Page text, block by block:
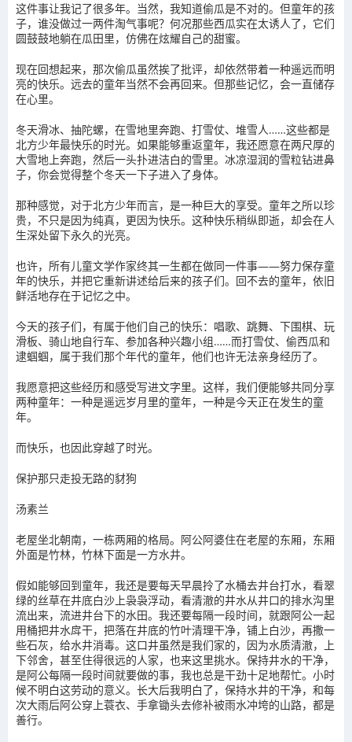
这件事让我记了很多年。当然，我知道偷瓜是不对的。但童年的孩
子，谁没做过一两件淘气事呢？何况那些西瓜实在太诱人了，它们
圆鼓鼓地躺在瓜田里，仿佛在炫耀自己的甜蜜。
现在回想起来，那次偷瓜虽然挨了批评，却依然带着一种遥远而明
亮的快乐。远去的童年当然不会再回来。但那些记忆，会一直储存
在心里。
冬天滑冰、抽陀螺，在雪地里奔跑、打雪仗、堆雪人……这些都是
北方少年最快乐的时光。如果能够重返童年，我还愿意在两尺厚的
大雪地上奔跑，然后一头扑进洁白的雪里。冰凉湿润的雪粒钻进鼻
子，你会觉得整个冬天一下子进入了身体。
那种感觉，对于北方少年而言，是一种巨大的享受。童年之所以珍
贵，不只是因为纯真，更因为快乐。这种快乐稍纵即逝，却会在人
生深处留下永久的光亮。
也许，所有儿童文学作家终其一生都在做同一件事——努力保存童
年的快乐，并把它重新讲述给后来的孩子们。回不去的童年，依旧
鲜活地存在于记忆之中。
今天的孩子们，有属于他们自己的快乐：唱歌、跳舞、下围棋、玩
滑板、骑山地自行车、参加各种兴趣小组……而打雪仗、偷西瓜和
逮蝈蝈，属于我们那个年代的童年，他们也许无法亲身经历了。
我愿意把这些经历和感受写进文字里。这样，我们便能够共同分享
两种童年：一种是遥远岁月里的童年，一种是今天正在发生的童
年。
而快乐，也因此穿越了时光。
保护那只走投无路的豺狗
汤素兰
老屋坐北朝南，一栋两厢的格局。阿公阿婆住在老屋的东厢，东厢
外面是竹林，竹林下面是一方水井。
假如能够回到童年，我还是要每天早晨拎了水桶去井台打水，看翠
绿的丝草在井底白沙上袅袅浮动，看清澈的井水从井口的排水沟里
流出来，流进井台下的水田。我还要每隔一段时间，就跟阿公一起
用桶把井水戽干，把落在井底的竹叶清理干净，铺上白沙，再撒一
些石灰，给水井消毒。这口井虽然是我们家的，因为水质清澈，上
下邻舍，甚至住得很远的人家，也来这里挑水。保持井水的干净，
是阿公每隔一段时间就要做的事，我也总是干劲十足地帮忙。小时
候不明白这劳动的意义。长大后我明白了，保持水井的干净，和每
次大雨后阿公穿上蓑衣、手拿锄头去修补被雨水冲垮的山路，都是
善行。